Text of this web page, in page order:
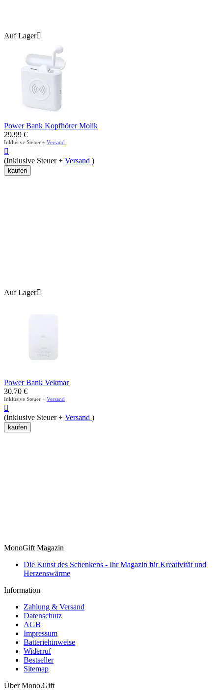
Auf Lager
Power Bank Kopfhörer Molik
29.99 €
Inklusive Steuer + Versand

(Inklusive Steuer + Versand )
kaufen
Auf Lager
Power Bank Vekmar
30.70 €
Inklusive Steuer + Versand

(Inklusive Steuer + Versand )
kaufen
MonoGift Magazin
​Die Kunst des Schenkens - Ihr Magazin für Kreativität und
Herzenswärme
Information
Zahlung & Versand
Datenschutz
AGB
Impressum
Batteriehinweise
Widerruf
Bestseller
Sitemap
Über Mono.Gift